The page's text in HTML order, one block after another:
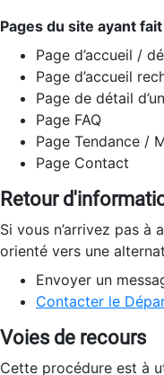
Pages du site ayant
Page d’accueil /
Page d’accueil
Page de détail
Page FAQ
Page Tendance /
Page Contact
Retour
Si vous n’arrivez pas
orienté vers une
Envoyer un
Contacter le
Voies de recours
Cette procédure est à